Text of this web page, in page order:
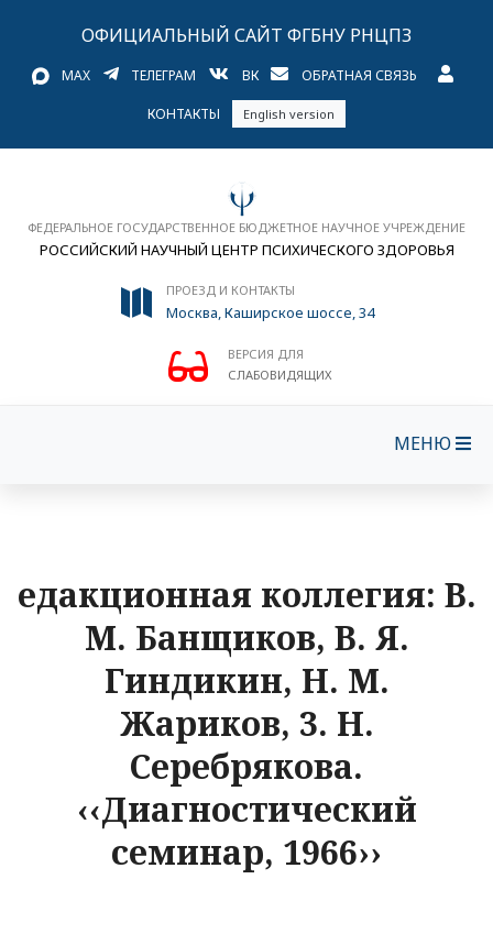
ОФИЦИАЛЬНЫЙ САЙТ ФГБНУ РНЦПЗ
MAX ТЕЛЕГРАМ ВК ОБРАТНАЯ СВЯЗЬ
КОНТАКТЫ English version
ФЕДЕРАЛЬНОЕ ГОСУДАРСТВЕННОЕ БЮДЖЕТНОЕ НАУЧНОЕ УЧРЕЖДЕНИЕ
РОССИЙСКИЙ НАУЧНЫЙ ЦЕНТР ПСИХИЧЕСКОГО ЗДОРОВЬЯ
ПРОЕЗД И КОНТАКТЫ
Москва, Каширское шоссе, 34
ВЕРСИЯ ДЛЯ
СЛАБОВИДЯЩИХ
МЕНЮ
едакционная коллегия: В.
М. Банщиков, В. Я.
Гиндикин, Н. М.
Жариков, 3. Н.
Серебрякова.
‹‹Диагностический
семинар, 1966››